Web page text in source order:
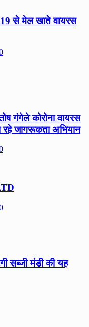
19 से मेल खाते वायरस
गंगेले कोरोना वायरस
रहे जागरूकता अभियान
सब्जी मंडी की यह